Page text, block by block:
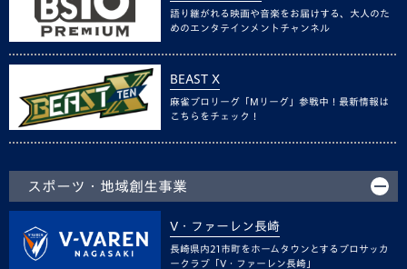
語り継がれる映画や音楽をお届けする、大人のた
めのエンタテインメントチャンネル
BEAST X
麻雀プロリーグ「Mリーグ」参戦中！最新情報は
こちらをチェック！
スポーツ・地域創生事業
V・ファーレン長崎
長崎県内21市町をホームタウンとするプロサッカ
ークラブ「V・ファーレン長崎」